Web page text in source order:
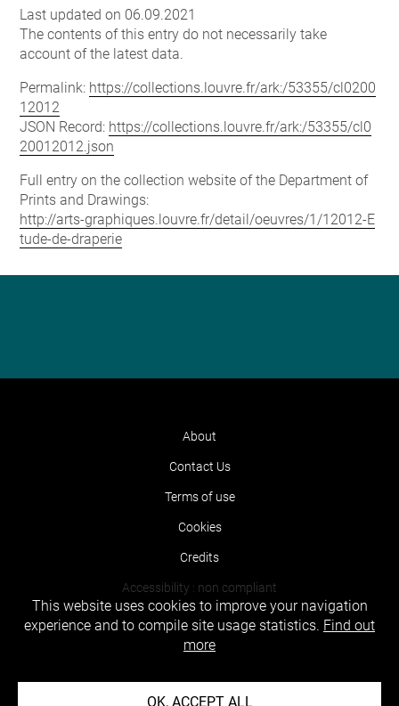
Last updated on 06.09.2021
The contents of this entry do not necessarily take
account of the latest data.
Permalink: https://collections.louvre.fr/ark:/53355/cl0200
12012
JSON Record: https://collections.louvre.fr/ark:/53355/cl0
20012012.json
Full entry on the collection website of the Department of
Prints and Drawings:
http://arts-graphiques.louvre.fr/detail/oeuvres/1/12012-E
tude-de-draperie
About
Contact Us
Terms of use
Cookies
Credits
Accessibility : non compliant
This website uses cookies to improve your navigation
experience and to compile site usage statistics. Find out
more
OK, ACCEPT ALL